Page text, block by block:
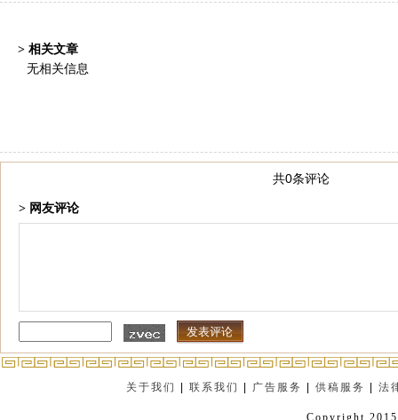
> 相关文章
无相关信息
共0条评论
> 网友评论
关于我们 |联系我们 广告服务 |供稿服务 |法
Copyright